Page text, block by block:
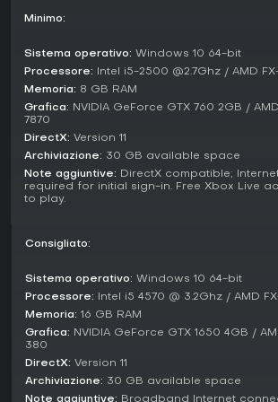
Valley, che amplia l'open world con aree
Tanner e Fairfield per esplorazione e scavi.
Pack introduce scontri zombie con fuochi
co-op, con sessioni fino a quattro giocatori
difensivi.
Juggernaut Edition include tutti i pacchetti
precedenti, con remaster grafici, colonna
effetti realistici come la nebbia,
cross-platform, che permette ai giocatori
tra piattaforme diverse.
Ne Vale la Pena?
Positive, con l'86% di recensioni positive su
inglese e l'80% su quelle recenti. Gli utenti
Minimo:
Sistema operativo: Windows 10 64-bit
Processore: Intel i5-2500 @2.7Ghz / AMD
Memoria: 8 GB RAM
Grafica: NVIDIA GeForce GTX 760 2GB /
7870
DirectX: Version 11
Archiviazione: 30 GB available space
Note aggiuntive: DirectX compatible;
required for initial sign-in. Free Xbox Live
to play.
Consigliato:
Sistema operativo: Windows 10 64-bit
Processore: Intel i5 4570 @ 3.2Ghz / AMD
Memoria: 16 GB RAM
Grafica: NVIDIA GeForce GTX 1650 4GB /
380
DirectX: Version 11
Archiviazione: 30 GB available space
Note aggiuntive: Broadband Internet